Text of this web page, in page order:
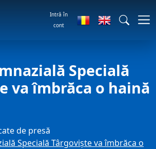
Intră în
cont
Specială
va îmbrăca o haină
de presă
Specială Târgoviște va îmbrăca o